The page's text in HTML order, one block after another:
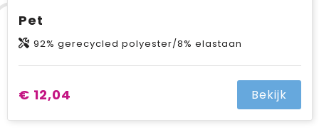
Pet
92% gerecycled polyester/8% elastaan
€ 12,04 Bekijk